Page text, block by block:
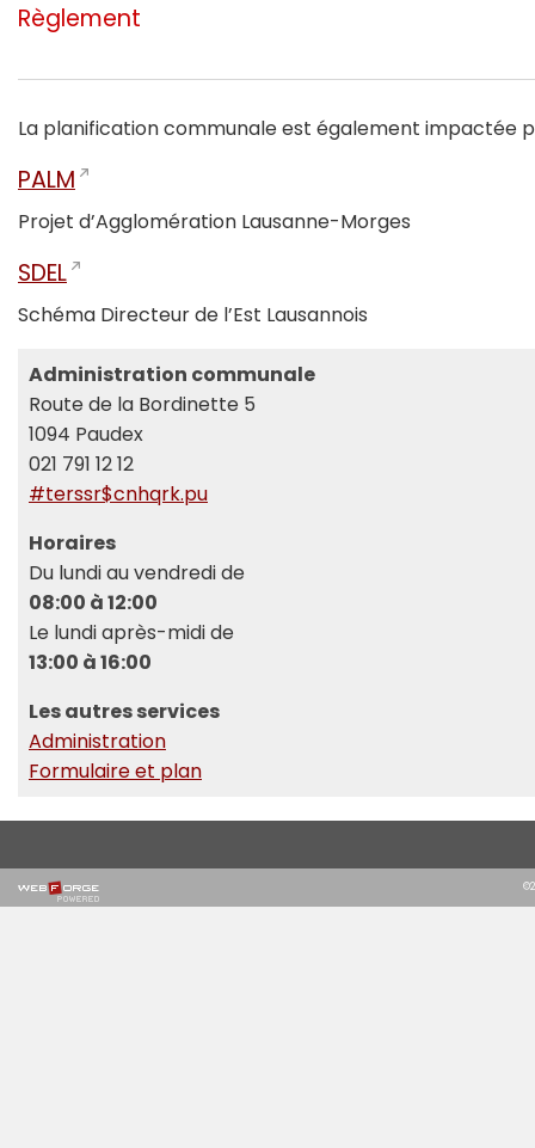
Règlement
La planification communale est également impactée
PALM
Projet d’Agglomération Lausanne-Morges
SDEL
Schéma Directeur de l’Est Lausannois
Administration communale
Route de la Bordinette 5
1094 Paudex
021 791 12 12
#terssr$cnhqrk.pu
Horaires
Du lundi au vendredi de
08:00 à 12:00
Le lundi après-midi de
13:00 à 16:00
Les autres services
Administration
Formulaire et plan